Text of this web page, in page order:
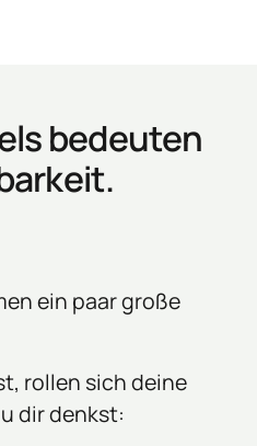
bedeuten
ein paar große
rollen sich deine
dir denkst: